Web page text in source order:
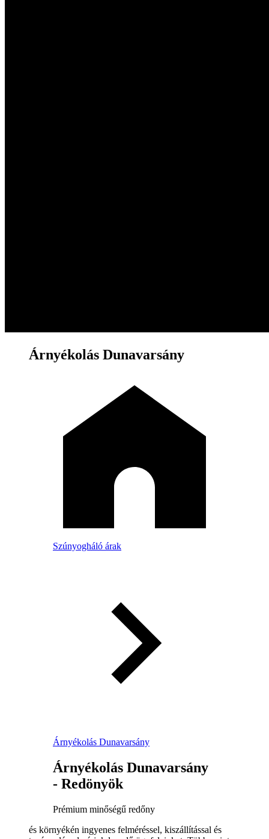
Árnyékolás Dunavarsány
Szúnyogháló árak
Árnyékolás Dunavarsány
Árnyékolás Dunavarsány
- Redönyök
Prémium minőségű redőny
és környékén ingyenes felméréssel, kiszállítással és